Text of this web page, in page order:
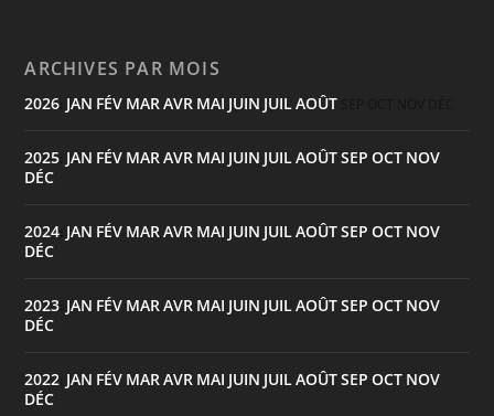
ARCHIVES PAR MOIS
2026 JAN FÉV MARAVR MAI JUIN JUILAOÛT
2025 JAN FÉV MARAVR MAI JUIN JUILAOÛTSEP OCT NOV
DÉC
2024 JAN FÉV MARAVR MAI JUIN JUILAOÛTSEP OCT NOV
DÉC
2023 JAN FÉV MARAVR MAI JUIN JUILAOÛTSEP OCT NOV
DÉC
2022 JAN FÉV MARAVR MAI JUIN JUILAOÛTSEP OCT NOV
DÉC